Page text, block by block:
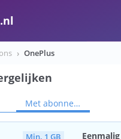
› OnePlus
Met abonnement
Min. 1 GB Eenmalig